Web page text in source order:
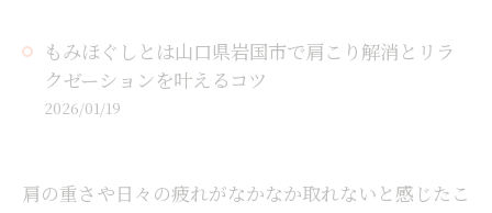
もみほぐしとは山口県岩国市で肩こり解消とリラ
クゼーションを叶えるコツ
2026/01/19
肩の重さや日々の疲れがなかなか取れないと感じたこ